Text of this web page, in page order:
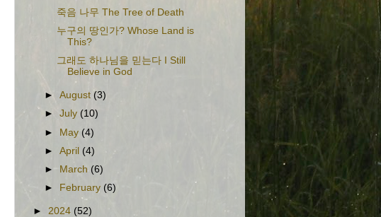
죽음 나무 The Tree of Death
누구의 땅인가? Whose Land is
This?
그래도 하나님을 믿는다 I Still
Believe in God
►August(3)
►July(10)
► May(4)
►April (4)
►
March (6)
►
February(6)
► 2024 (52)